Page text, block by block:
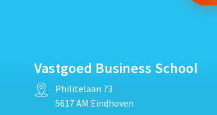
Vastgoed Business School
Philitelaan 73
5617 AM Eindhoven